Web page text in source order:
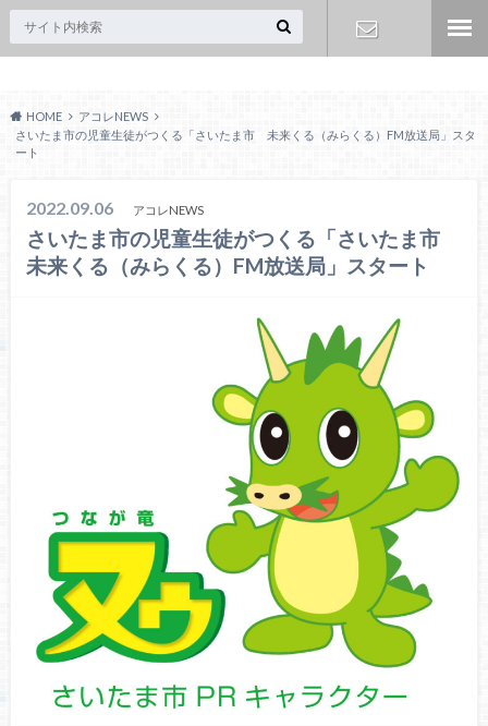
せ
HOME
アコレNEWS
さいたま市の児童生徒がつくる「さいたま市 未来くる（みらくる）FM放送局」スタ
ート
2022.09.06 アコレNEWS
さいたま市の児童生徒がつくる「さいたま市
未来くる（みらくる）FM放送局」スタート